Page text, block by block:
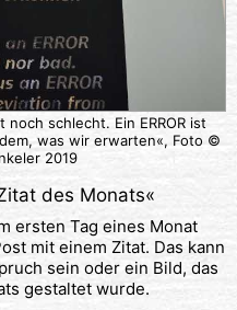
noch schlecht. Ein ERROR ist
was wir erwarten«, Foto ©
2019
des Monats«
ersten Tag eines Monat
mit einem Zitat. Das kann
sein oder ein Bild, das
gestaltet wurde.